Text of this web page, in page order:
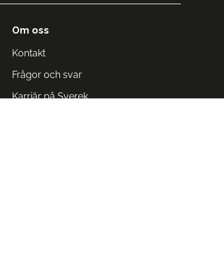
Om oss
Kontakt
Frågor och svar
Karriär på Sverek